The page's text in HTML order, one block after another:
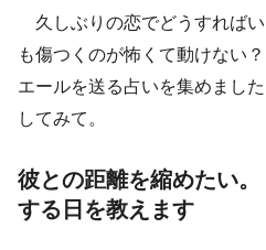
久しぶりの恋でどうすれば
も傷つくのが怖くて動けない
エールを送る占いを集めまし
してみて。
彼との距離を縮めたい
する日を教えます